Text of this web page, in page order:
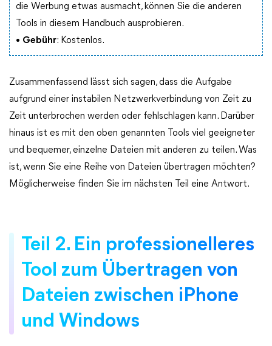
die Werbung etwas ausmacht, können Sie die anderen
Tools in diesem Handbuch ausprobieren.
• Gebühr: Kostenlos.
Zusammenfassend lässt sich sagen, dass die Aufgabe
aufgrund einer instabilen Netzwerkverbindung von Zeit zu
Zeit unterbrochen werden oder fehlschlagen kann. Darüber
hinaus ist es mit den oben genannten Tools viel geeigneter
und bequemer, einzelne Dateien mit anderen zu teilen. Was
ist, wenn Sie eine Reihe von Dateien übertragen möchten?
Möglicherweise finden Sie im nächsten Teil eine Antwort.
Teil 2. Ein professionelleres
Tool zum Übertragen von
Dateien zwischen iPhone
und Windows